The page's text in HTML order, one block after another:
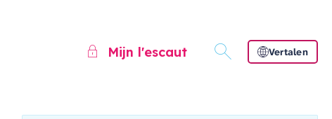
Mijn l'escaut Vertalen